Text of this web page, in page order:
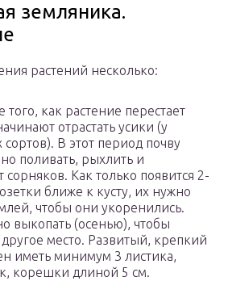
земляника.
растений несколько:
того, как растение перестает
отрастать усики (у
В этот период почву
поливать, рыхлить и
сорняков. Как только появится 2-
ближе к кусту, их нужно
чтобы они укоренились.
выкопать (осенью), чтобы
место. Развитый, крепкий
иметь минимум 3 листика,
корешки длиной 5 см.